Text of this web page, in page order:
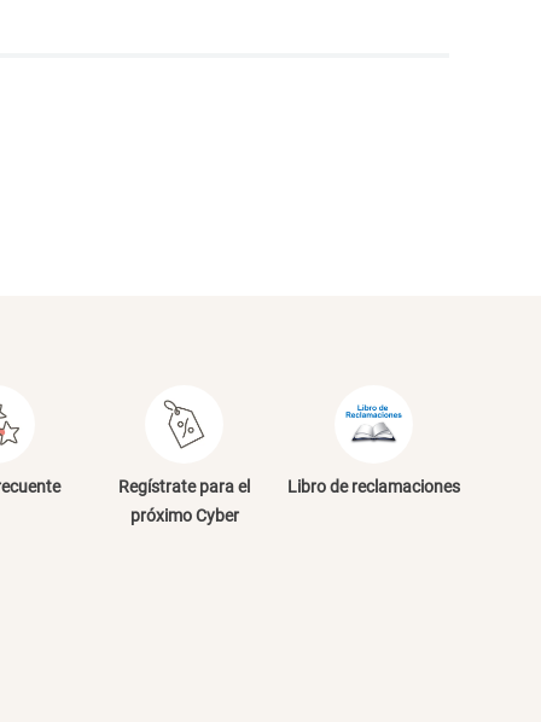
Regístrate para el
próximo Cyber
Libro de reclamaciones